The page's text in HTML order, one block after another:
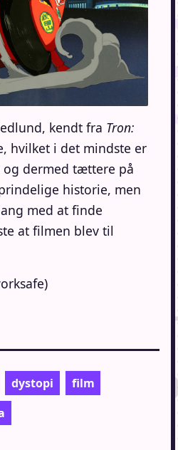
kendt fra Tron:
hvilket i det mindste er
og dermed tættere på
historie, men
med at finde
at filmen blev til
dystopi
film